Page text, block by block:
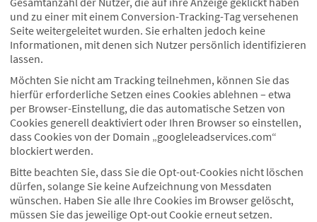
und zu einer mit einem Conversion-Tracking-Tag versehenen
Seite weitergeleitet wurden. Sie erhalten jedoch keine
Informationen, mit denen sich Nutzer persönlich identifizieren
lassen.
Möchten Sie nicht am Tracking teilnehmen, können Sie das
hierfür erforderliche Setzen eines Cookies ablehnen – etwa
per Browser-Einstellung, die das automatische Setzen von
Cookies generell deaktiviert oder Ihren Browser so einstellen,
dass Cookies von der Domain „googleleadservices.com“
blockiert werden.
Bitte beachten Sie, dass Sie die Opt-out-Cookies nicht löschen
dürfen, solange Sie keine Aufzeichnung von Messdaten
wünschen. Haben Sie alle Ihre Cookies im Browser gelöscht,
müssen Sie das jeweilige Opt-out Cookie erneut setzen.